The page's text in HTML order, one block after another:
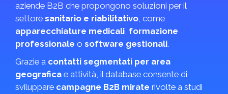
aziende B2B che propongono soluzioni per il
settore sanitario e riabilitativo, come
apparecchiature medicali, formazione
professionale o software gestionali.
Grazie a contatti segmentati per area
geografica e attività, il database consente di
sviluppare campagne B2B mirate rivolte a studi